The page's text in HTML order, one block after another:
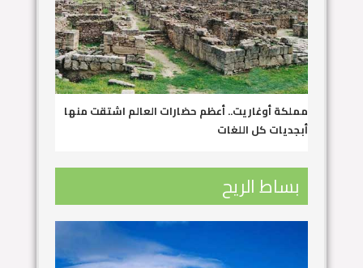
مملكة أوغاريت.. أعظم حضارات العالم اشتقت منها
أبجديات كل اللغات
بساط الريح